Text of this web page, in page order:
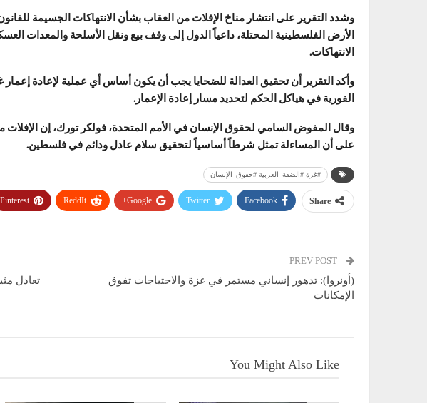
وشدد التقرير على انتشار مناخ الإفلات من العقاب بشأن الانتهاكات الجسيمة
الأرض الفلسطينية المحتلة، داعياً الدول إلى وقف بيع ونقل الأسلحة والمعدات
الانتهاكات.
وأكد التقرير أن تحقيق العدالة للضحايا يجب أن يكون أساس أي عملية لإعادة
الفورية في هياكل الحكم لتحديد مسار إعادة الإعمار.
وقال المفوض السامي لحقوق الإنسان في الأمم المتحدة، فولكر تورك، إن
على أن المساءلة تمثل شرطاً أساسياً لتحقيق سلام عادل ودائم في فلسطين.
#غزة #الضفة_الغربية #حقوق_الإنسان
Share
Facebook
Twitter
Google+
ReddIt
Pinterest
(أونروا): تدهور إنساني مستمر في غزة والاحتياجات تفوق
الإمكانات
تعادل
You Might Also Like